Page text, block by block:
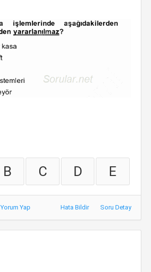
B C D E
Yorum Yap Hata Bildir Soru Detay